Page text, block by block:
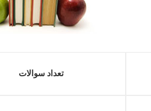
تعداد سوالات